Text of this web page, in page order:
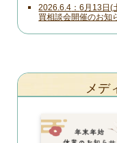
2026.6.4
6月13日(
買相談会開催のお知
メデ